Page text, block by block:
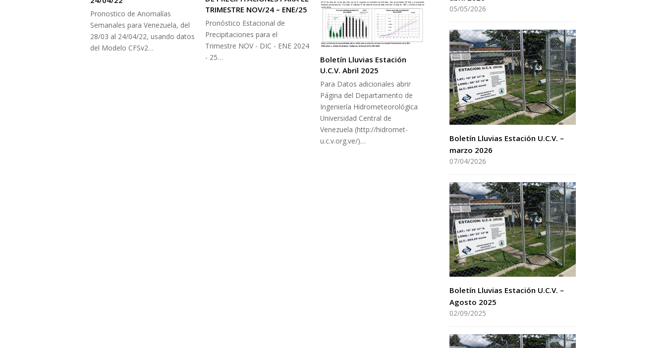
Pronostico de Anomalías
Semanales para Venezuela, del
28/03 al 24/04/22, usando datos
del Modelo CFSv2…
TRIMESTRE NOV/24 – ENE/25
Pronóstico Estacional de
Precipitaciones para el
Trimestre NOV - DIC - ENE 2024
- 25…
Boletín Lluvias Estación
U.C.V. Abril 2025
Para Datos adicionales abrir
Página del Departamento de
Ingeniería Hidrometeorológica
Universidad Central de
Venezuela (http://hidromet-
u.c.v.org.ve/)…
05/05/2026
Boletín Lluvias Estación U.C.V. –
marzo 2026
07/04/2026
Boletín Lluvias Estación U.C.V. –
Agosto 2025
02/09/2025